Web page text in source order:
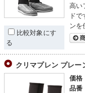
比較対象にす
る
高い
ド
ンを
クリマプレン プレー
価格
品番